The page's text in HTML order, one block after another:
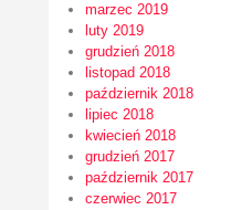
marzec 2019
luty 2019
grudzień 2018
listopad 2018
październik 2018
lipiec 2018
kwiecień 2018
grudzień 2017
październik 2017
czerwiec 2017